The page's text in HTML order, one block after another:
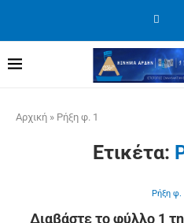
Αρχική » Ρήξη φ. 1
Ετικέτα:
Ρήξη φ.
Διαβάστε το φύλλο 1